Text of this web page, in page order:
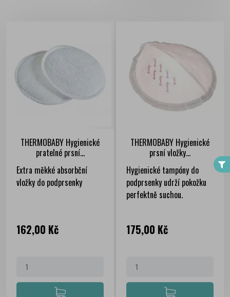
THERMOBABY Hygienické
pratelné prsní...
Extra měkké absorbční
vložky do podprsenky
Cena
162,00 Kč
THERMOBABY Hygienické
prsní vložky...
Hygienické tampóny do
podprsenky udrží pokožku
perfektně suchou.
Cena
175,00 Kč